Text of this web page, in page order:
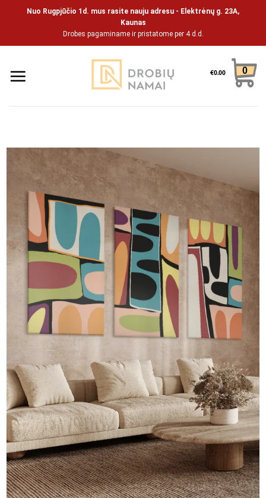
Nuo Rugpjūčio 1d. mus rasite nauju adresu - Elektrėnų g. 23A,
Kaunas
Drobes pagaminame ir pristatome per 4 d.d.
€0.00 0